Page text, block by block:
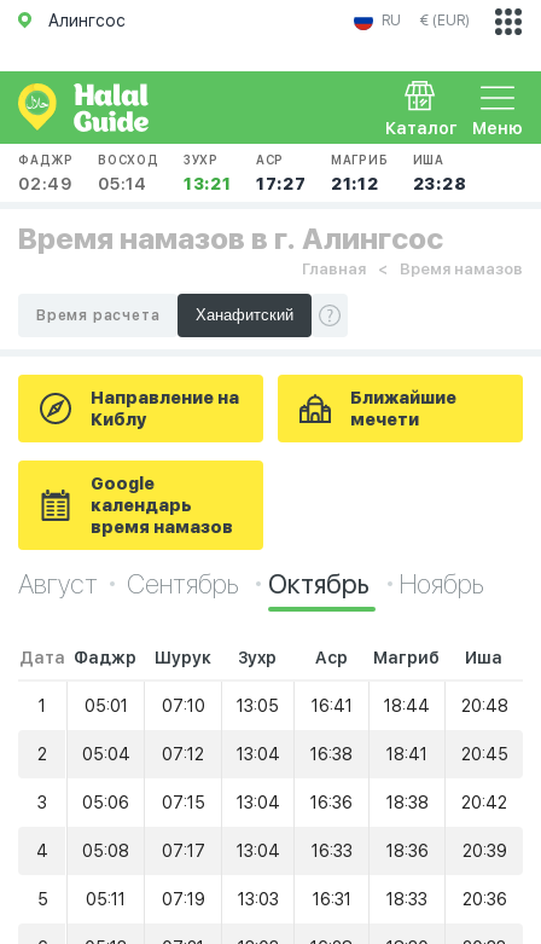
Алингсос RU € (EUR)
Меню
Каталог
ФАДЖР
02:49
ВОСХОД
05:14
ЗУХР
13:21
АСР
17:27
МАГРИБ
21:12
ИША
23:28
Время намазов в г. Алингсос
Главная Время намазов
Время расчета
Направление на
Киблу
Ближайшие
мечети
Google
календарь
время намазов
Август Сентябрь Октябрь Ноябрь
Дата Фаджр Шурук Зухр Аср Магриб Иша
1 05:01 07:10 13:05 16:41 18:44 20:48
2 05:04 07:12 13:04 16:38 18:41 20:45
3 05:06 07:15 13:04 16:36 18:38 20:42
4 05:08 07:17 13:04 16:33 18:36 20:39
5 05:11 07:19 13:03 16:31 18:33 20:36